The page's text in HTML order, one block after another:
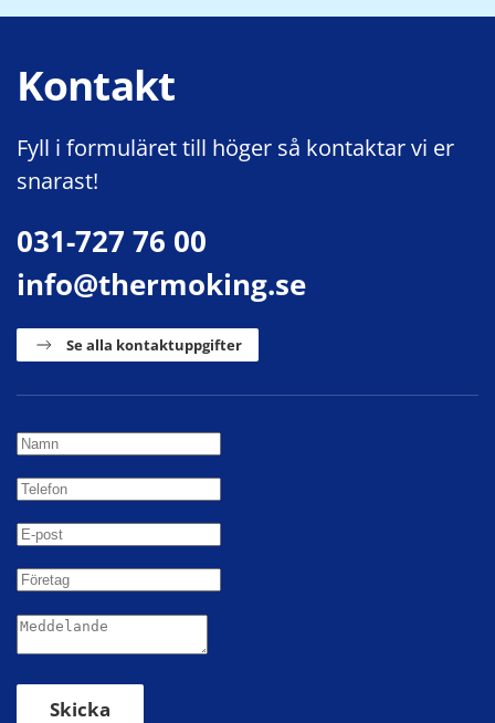
Kontakt
Fyll i formuläret till höger så kontaktar vi er
snarast!
031-727 76 00
info@thermoking.se
Se alla kontaktuppgifter
Skicka